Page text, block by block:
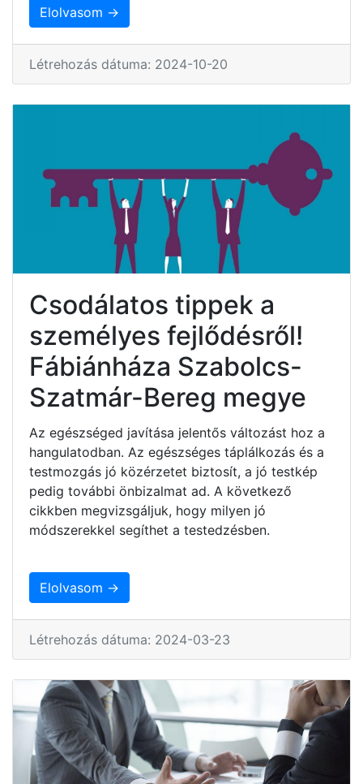
Elolvasom →
Létrehozás dátuma: 2024-10-20
Csodálatos tippek a
személyes fejlődésről!
Fábiánháza Szabolcs-
Szatmár-Bereg megye
Az egészséged javítása jelentős változást hoz a
hangulatodban. Az egészséges táplálkozás és a
testmozgás jó közérzetet biztosít, a jó testkép
pedig további önbizalmat ad. A következő
cikkben megvizsgáljuk, hogy milyen jó
módszerekkel segíthet a testedzésben.
Elolvasom →
Létrehozás dátuma: 2024-03-23